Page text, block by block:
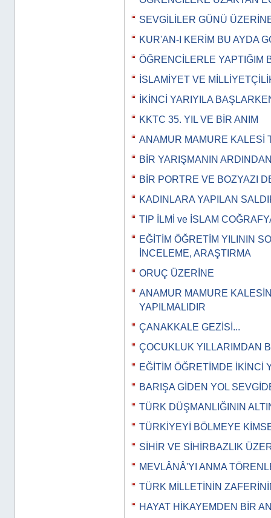
SEVGİLİLER GÜNÜ
KUR'AN-I KERİM BU AYDA
ÖĞRENCİLERLE YAPTIĞIM
İSLAMİYET VE
İKİNCİ YARIYILA
KKTC 35. YIL VE BİR ANIM
ANAMUR MAMURE KALESİ
BİR YARIŞMANIN
BİR PORTRE VE BOZYAZI
KADINLARA YAPILAN
TIP İLMİ ve İSLAM
EĞİTİM ÖĞRETİM YILININ
İNCELEME, ARAŞTIRMA
ORUÇ ÜZERİNE
ANAMUR MAMURE
YAPILMALIDIR
ÇANAKKALE GEZİSİ...
ÇOCUKLUK YILLARIMDAN
EĞİTİM ÖĞRETİMDE İKİNCİ
BARIŞA GİDEN YOL
TÜRK DÜŞMANLIĞININ
TÜRKİYEYİ BÖLMEYE
SİHİR VE SİHİRBAZLIK
MEVLÂNÂ'YI ANMA
TÜRK MİLLETİNİN
HAYAT HİKAYEMDEN BİR